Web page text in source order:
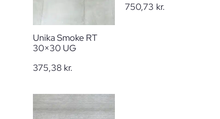
Unika Smoke RT
30×30 UG
375,38 kr.
750,73 kr.